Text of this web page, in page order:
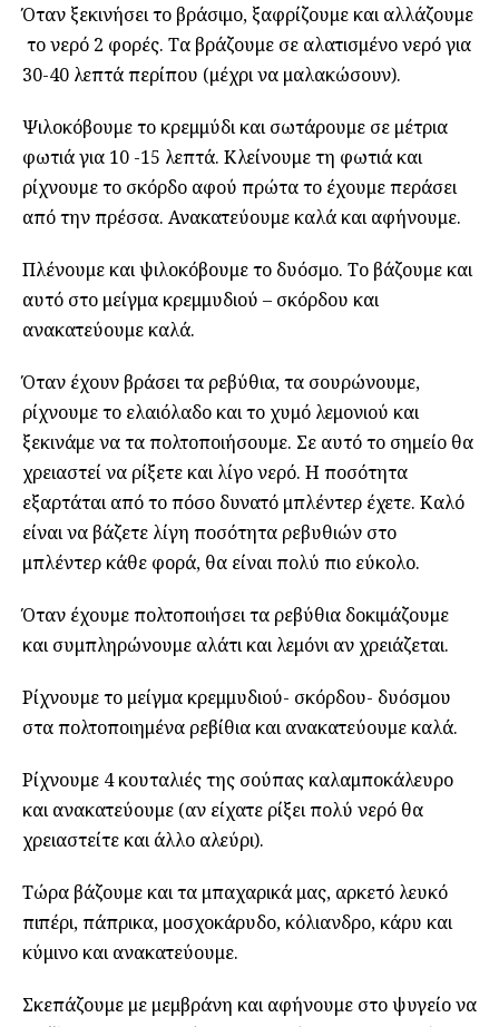
Όταν ξεκινήσει το βράσιμο, ξαφρίζουμε και αλλάζουμε
το νερό 2 φορές. Τα βράζουμε σε αλατισμένο νερό για
30-40 λεπτά περίπου (μέχρι να μαλακώσουν).
Ψιλοκόβουμε το κρεμμύδι και σωτάρουμε σε μέτρια
φωτιά για 10 -15 λεπτά. Κλείνουμε τη φωτιά και
ρίχνουμε το σκόρδο αφού πρώτα το έχουμε περάσει
από την πρέσσα. Ανακατεύουμε καλά και αφήνουμε.
Πλένουμε και ψιλοκόβουμε το δυόσμο. Το βάζουμε και
αυτό στο μείγμα κρεμμυδιού – σκόρδου και
ανακατεύουμε καλά.
Όταν έχουν βράσει τα ρεβύθια, τα σουρώνουμε,
ρίχνουμε το ελαιόλαδο και το χυμό λεμονιού και
ξεκινάμε να τα πολτοποιήσουμε. Σε αυτό το σημείο θα
χρειαστεί να ρίξετε και λίγο νερό. Η ποσότητα
εξαρτάται από το πόσο δυνατό μπλέντερ έχετε. Καλό
είναι να βάζετε λίγη ποσότητα ρεβυθιών στο
μπλέντερ κάθε φορά, θα είναι πολύ πιο εύκολο.
Όταν έχουμε πολτοποιήσει τα ρεβύθια δοκιμάζουμε
και συμπληρώνουμε αλάτι και λεμόνι αν χρειάζεται.
Ρίχνουμε το μείγμα κρεμμυδιού- σκόρδου- δυόσμου
στα πολτοποιημένα ρεβίθια και ανακατεύουμε καλά.
Ρίχνουμε 4 κουταλιές της σούπας καλαμποκάλευρο
και ανακατεύουμε (αν είχατε ρίξει πολύ νερό θα
χρειαστείτε και άλλο αλεύρι).
Τώρα βάζουμε και τα μπαχαρικά μας, αρκετό λευκό
πιπέρι, πάπρικα, μοσχοκάρυδο, κόλιανδρο, κάρυ και
κύμινο και ανακατεύουμε.
Σκεπάζουμε με μεμβράνη και αφήνουμε στο ψυγείο να